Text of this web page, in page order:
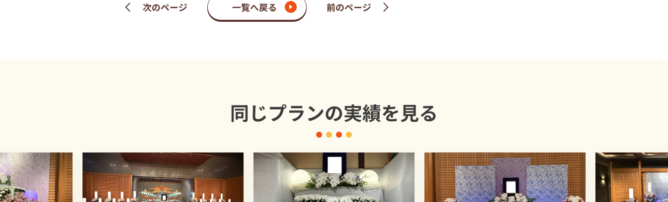
次のページ 一覧へ戻る 前のページ
同じプランの実績を見る